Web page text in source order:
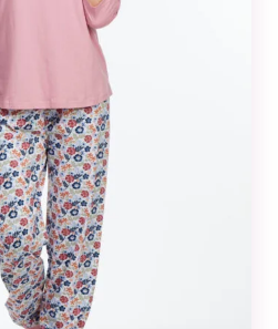
Kokemus
Jotta sivustomme
mahdollisimman
hyvin vierailusi
aikana. Jos et salli
näitä evästeitä,
osa
toiminnallisuudesta
ei tule olemaan
käytettävissäsi
sivustolla.
Markkinointi
Jos jaat huomiosi
ja toimesi
sivustollamme, on